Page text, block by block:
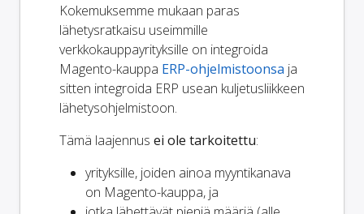
Kokemuksemme mukaan paras
lähetysratkaisu useimmille
verkkokauppayrityksille on integroida
Magento-kauppa ERP-ohjelmistoonsa ja
sitten integroida ERP usean kuljetusliikkeen
lähetysohjelmistoon.
Tämä laajennus ei ole tarkoitettu:
yrityksille, joiden ainoa myyntikanava
on Magento-kauppa, ja